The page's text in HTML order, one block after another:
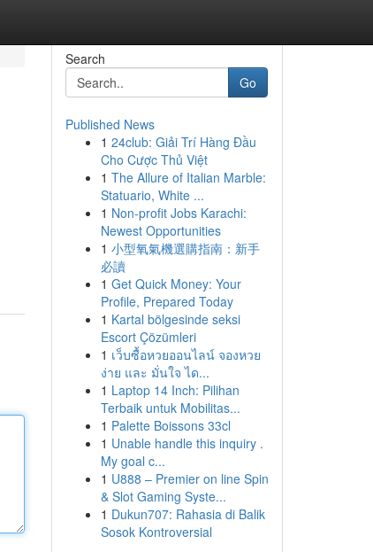
Search
Go
Published News
1 24club: Giải Trí Hàng Đầu
Cho Cược Thủ Việt
1 The Allure of Italian Marble:
Statuario, White ...
1 Non-profit Jobs Karachi:
Newest Opportunities
1 小型氧氣機選購指南：新手
必讀
1 Get Quick Money: Your
Profile, Prepared Today
1 Kartal bölgesinde seksi
Escort Çözümleri
1 เว็บซื้อหวยออนไลน์ จองหวย
ง่าย และ มั่นใจ ได...
1 Laptop 14 Inch: Pilihan
Terbaik untuk Mobilitas...
1 Palette Boissons 33cl
1 Unable handle this inquiry .
My goal c...
1 U888 – Premier on line Spin
& Slot Gaming Syste...
1 Dukun707: Rahasia di Balik
Sosok Kontroversial